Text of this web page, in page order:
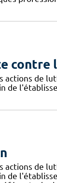
contre
actions de
de
actions de
de